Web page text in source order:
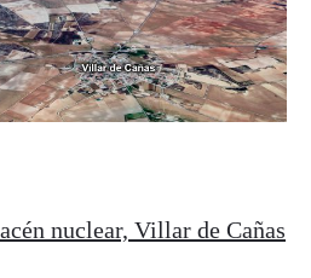
nuclear, Villar de Cañas